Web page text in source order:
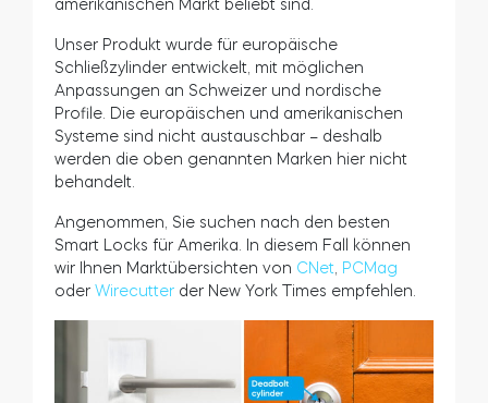
amerikanischen Markt beliebt sind.
Unser Produkt wurde für europäische
Schließzylinder entwickelt, mit möglichen
Anpassungen an Schweizer und nordische
Profile. Die europäischen und amerikanischen
Systeme sind nicht austauschbar – deshalb
werden die oben genannten Marken hier nicht
behandelt.
Angenommen, Sie suchen nach den besten
Smart Locks für Amerika. In diesem Fall können
wir Ihnen Marktübersichten von CNet
PCMag
oder Wirecutter der New York Times empfehlen.